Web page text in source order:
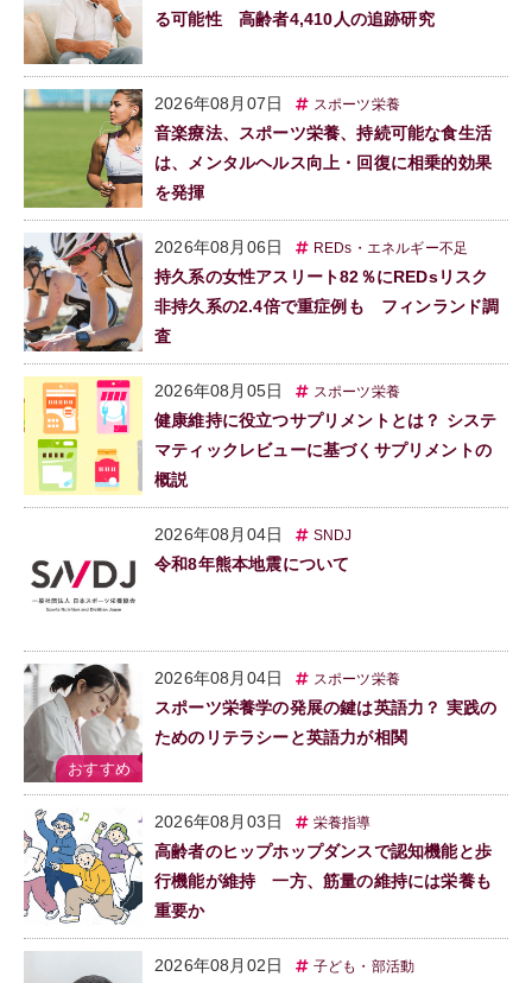
る可能性 高齢者4,410人の追跡研究
2026年08月07日 スポーツ栄養
音楽療法、スポーツ栄養、持続可能な食生活
は、メンタルヘルス向上・回復に相乗的効果
を発揮
2026年08月06日 REDs・エネルギー不足
持久系の女性アスリート82％にREDsリスク
非持久系の2.4倍で重症例も フィンランド調
査
2026年08月05日 スポーツ栄養
健康維持に役立つサプリメントとは？ システ
マティックレビューに基づくサプリメントの
概説
2026年08月04日 SNDJ
令和8年熊本地震について
2026年08月04日 スポーツ栄養
スポーツ栄養学の発展の鍵は英語力？ 実践の
ためのリテラシーと英語力が相関
2026年08月03日 栄養指導
高齢者のヒップホップダンスで認知機能と歩
行機能が維持 一方、筋量の維持には栄養も
重要か
2026年08月02日 子ども・部活動